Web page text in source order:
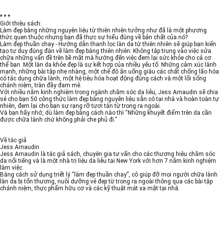
* * *
Giới thiệu sách:
Làm đẹp bằng những nguyên liệu từ thiên nhiên tưởng như đã là một phương
thức quen thuộc nhưng bạn đã thực sự hiểu đúng về bản chất của nó?
Làm đẹp thuần chay - Hướng dẫn thanh lọc làn da từ thiên nhiên sẽ giúp bạn kiến
tạo tư duy đúng đắn về làm đẹp bằng thiên nhiên: Không tập trung vào việc sửa
chữa những vấn đề trên bề mặt mà hướng đến việc đem lại sức khỏe cho cả cơ
thể bạn. Một làn da khỏe đẹp là sự kết hợp của nhiều yếu tố: Những cảm xúc lành
mạnh, những bài tập nhẹ nhàng, một chế độ ăn uống giàu các chất chống lão hóa
có tác dụng chữa lành, một hệ tiêu hóa hoạt động đúng cách và một lối sống
chánh niệm, tràn đầy đam mê.
Với nhiều năm kinh nghiệm trong ngành chăm sóc da liễu, Jess Arnaudin sẽ chia
sẻ cho bạn 50 công thức làm đẹp bằng nguyên liệu sẵn có tại nhà và hoàn toàn tự
nhiên, đem lại cho bạn sự rạng rỡ tươi tắn từ trong ra ngoài.
Và bạn hãy nhớ, dù làm đẹp bằng cách nào thì “Những khuyết điểm trên da cần
được chữa lành chứ không phải che phủ đi.”
Về tác giả
Jess Arnaudin
Jess Arnaudin là tác giả sách, chuyên gia tư vấn cho các thương hiệu chăm sóc
da nổi tiếng và là một nhà trị liệu da liễu tại New York với hơn 7 năm kinh nghiệm
làm việc.
Bằng cách sử dụng triết lý “làm đẹp thuần chay”, cô giúp đỡ mọi người chữa lành
làn da bị tổn thương, nuôi dưỡng vẻ đẹp từ trong ra ngoài thông qua các bài tập
chánh niệm, thực phẩm hữu cơ và các kỹ thuật mát xa mặt tại nhà.